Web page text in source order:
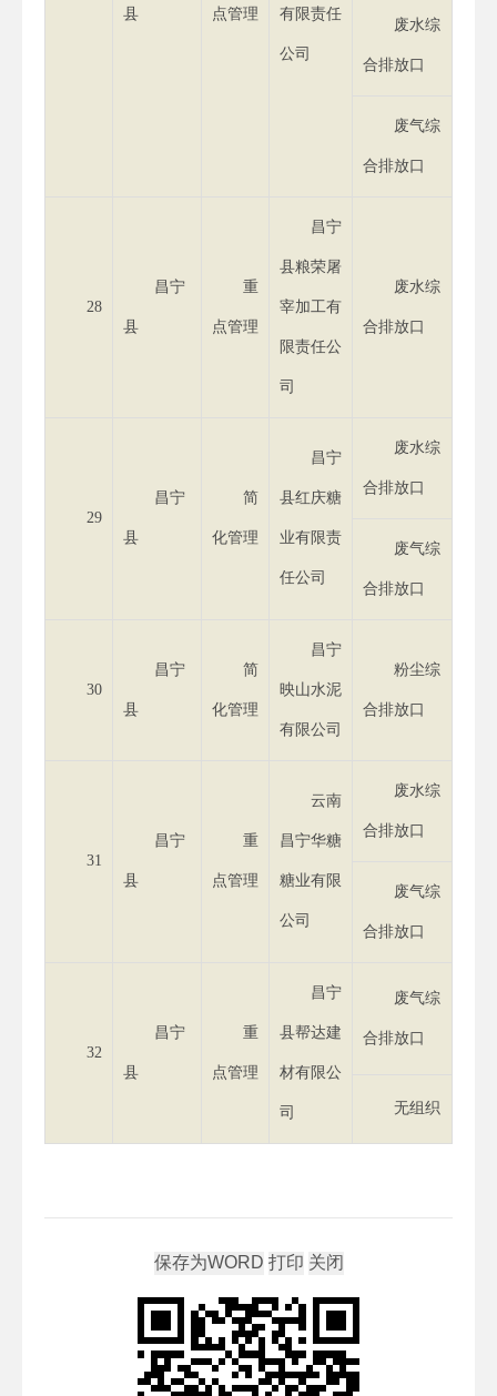
县 点管理 有限责任
公司
废水综
合排放口
废气综
合排放口
28
昌宁
县
重
点管理
昌宁
县粮荣屠
宰加工有
限责任公
司
废水综
合排放口
29
昌宁
县
简
化管理
昌宁
县红庆糖
业有限责
任公司
废水综
合排放口
废气综
合排放口
30
昌宁
县
简
化管理
昌宁
映山水泥
有限公司
粉尘综
合排放口
31
昌宁
县
重
点管理
云南
昌宁华糖
糖业有限
公司
废水综
合排放口
废气综
合排放口
32
昌宁
县
重
点管理
昌宁
县帮达建
材有限公
司
废气综
合排放口
无组织